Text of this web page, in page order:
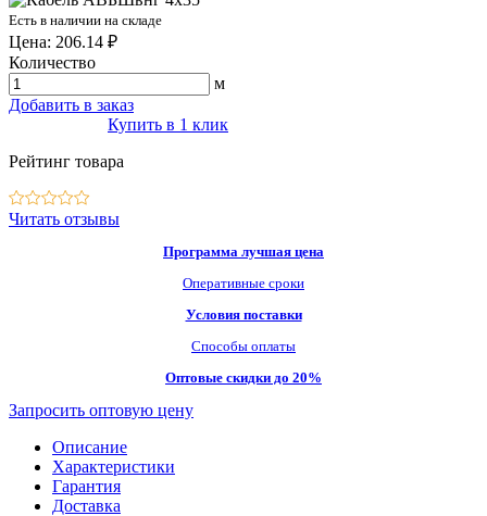
Есть в наличии на складе
Цена: 206.14 ₽
Количество
м
Добавить в заказ
Купить в 1 клик
Рейтинг товара
Читать отзывы
Программа лучшая цена
Оперативные сроки
Условия поставки
Способы оплаты
Оптовые скидки до 20%
Запросить оптовую цену
Описание
Характеристики
Гарантия
Доставка